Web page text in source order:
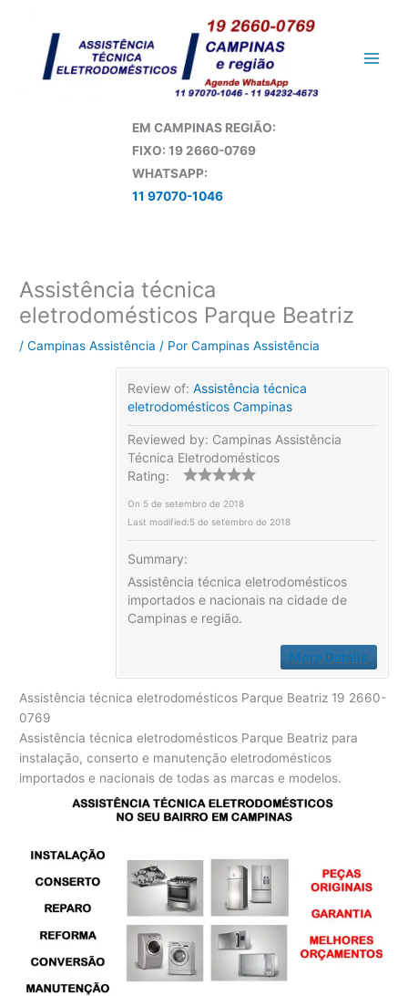
conteúdo
EM CAMPINAS REGIÃO:
FIXO: 19 2660-0769
WHATSAPP:
11 97070-1046
Assistência técnica
eletrodomésticos Parque Beatriz
/Campinas Assistência / PorCampinas Assistência
Review of: Assistência técnica
eletrodomésticos Campinas
Reviewed by: Campinas Assistência
Técnica Eletrodomésticos
Rating:
On 5 de setembro de 2018
Last modified:5 de setembro de 2018
Summary:
Assistência técnica eletrodomésticos
importados e nacionais na cidade de
Campinas e região.
More Details
Assistência técnica eletrodomésticos Parque Beatriz 19 2660-
0769
Assistência técnica eletrodomésticos Parque Beatriz para
instalação, conserto e manutenção eletrodomésticos
importados e nacionais de todas as marcas e modelos.